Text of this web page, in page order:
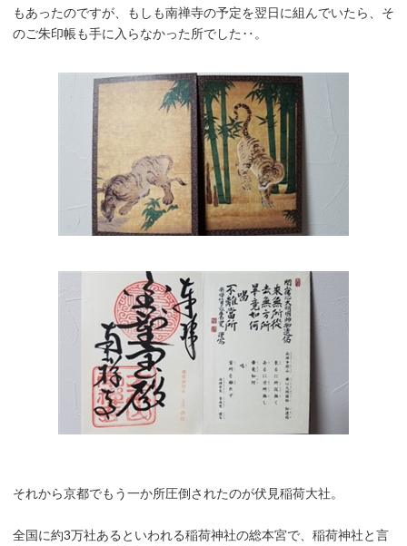
もあったのですが、もしも南禅寺の予定を翌日に組んでいたら、そ
のご朱印帳も手に入らなかった所でした‥。
それから京都でもう一か所圧倒されたのが伏見稲荷大社。
全国に約3万社あるといわれる稲荷神社の総本宮で、稲荷神社と言